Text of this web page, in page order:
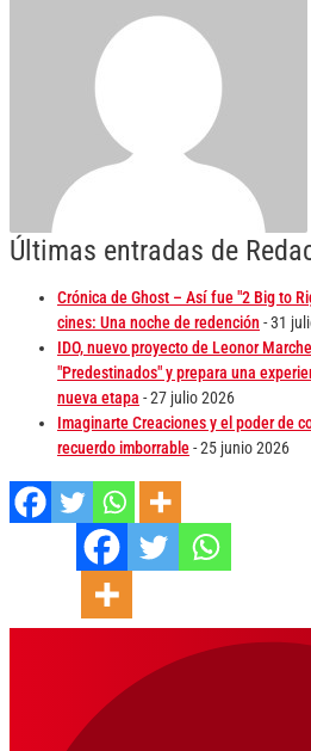
Últimas entradas de
Crónica de Ghost – Así fue "2 Big to
cines: Una noche de redención - 31
IDO, nuevo proyecto de Leonor
"Predestinados" y prepara una
nueva etapa - 27 julio 2026
Imaginarte Creaciones y el poder de
recuerdo imborrable- 25 junio 2026